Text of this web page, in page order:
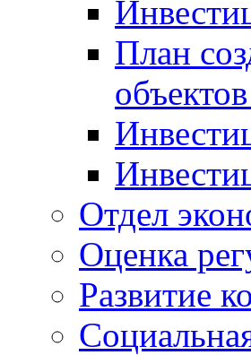
План
Отдел
Оценка
Развитие